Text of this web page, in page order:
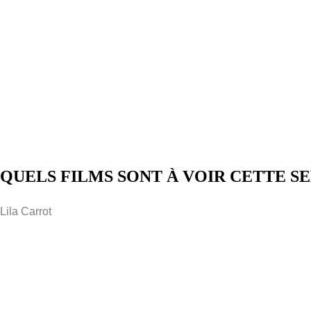
QUELS FILMS SONT À VOIR CETTE
Lila Carrot